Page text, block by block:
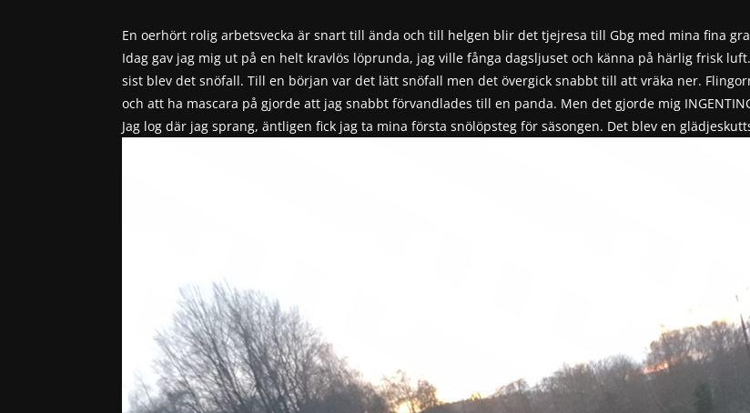
En oerhört rolig arbetsvecka är snart till ända och till helgen blir det tjejresa till Gbg med mina fina
Idag gav jag mig ut på en helt kravlös löprunda, jag ville fånga dagsljuset och känna på härlig frisk
sist blev det snöfall. Till en början var det lätt snöfall men det övergick snabbt till att vräka ner.
och att ha mascara på gjorde att jag snabbt förvandlades till en panda. Men det gjorde mig
Jag log där jag sprang, äntligen fick jag ta mina första snölöpsteg för säsongen. Det blev en